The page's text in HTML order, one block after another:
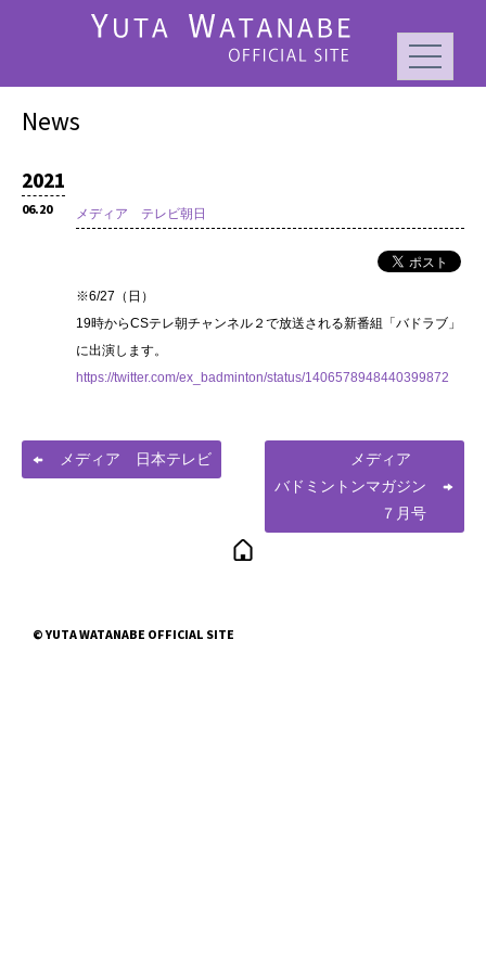
News
2021
06.20 メディア テレビ朝日
※6/27（日）
19時からCSテレ朝チャンネル２で放送される新番組「バドラブ」
に出演します。
https://twitter.com/ex_badminton/status/1406578948440399872
メディア 日本テレビ
メディア
バドミントンマガジン
７月号
© YUTA WATANABE OFFICIAL SITE